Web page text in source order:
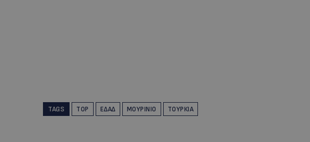
TAGS TOP ΕΔΑΔ ΜΟΥΡΊΝΙΟ ΤΟΥΡΚΊΑ